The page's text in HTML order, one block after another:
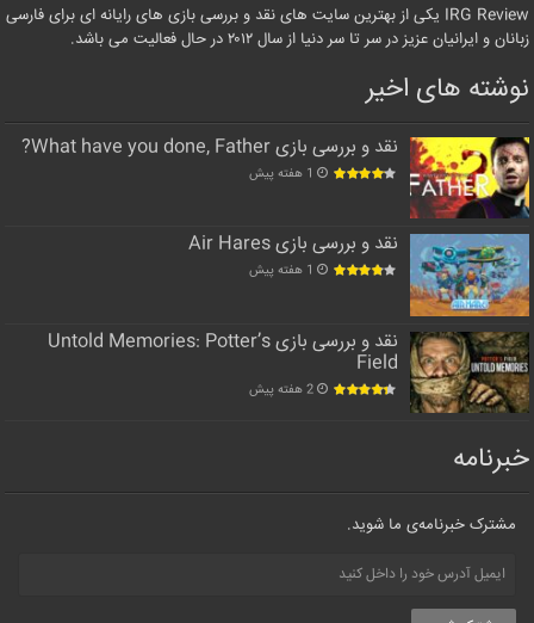
IRG Review یکی از بهترین سایت های نقد و بررسی بازی های رایانه ای برای فارسی
زبانان و ایرانیان عزیز در سر تا سر دنیا از سال ۲۰۱۲ در حال فعالیت می باشد.
نوشته های اخیر
نقد و بررسی بازی What have you done, Father?
1 هفته پیش
نقد و بررسی بازی Air Hares
1 هفته پیش
نقد و بررسی بازی Untold Memories: Potter’s
Field
2 هفته پیش
خبرنامه
مشترک خبرنامه‌ی ما شوید.